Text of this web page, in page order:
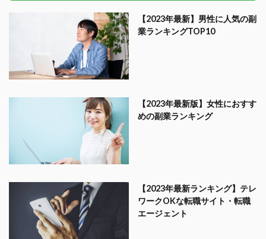
【2023年最新】男性に人気の副
業ランキングTOP10
【2023年最新版】女性におすす
めの副業ランキング
【2023年最新ランキング】テレ
ワークOKな転職サイト・転職
エージェント